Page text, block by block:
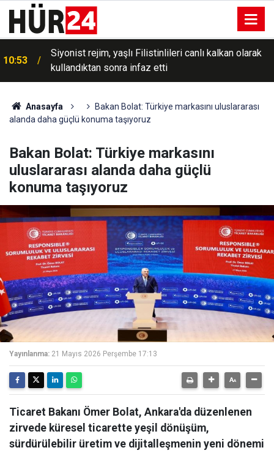
Siyonist rejim, yaşlı Filistinlileri canlı kalkan olarak
kullandıktan sonra infaz etti
10:45
Bakan Gürlek açıkladı: İntihar ve kaza süsü verilen
iki ölüm olayı aydınlatıldı
Anasayfa
Bakan Bolat: Türkiye markasını uluslararası
alanda daha güçlü konuma taşıyoruz
Bakan Bolat: Türkiye markasını
uluslararası alanda daha güçlü
konuma taşıyoruz
Yayınlanma: 21 Mayıs 2026 Perşembe 17:13
Ticaret Bakanı Ömer Bolat, Ankara'da düzenlenen
zirvede küresel ticarette yeşil dönüşüm,
sürdürülebilir üretim ve dijitalleşmenin yeni dönemi